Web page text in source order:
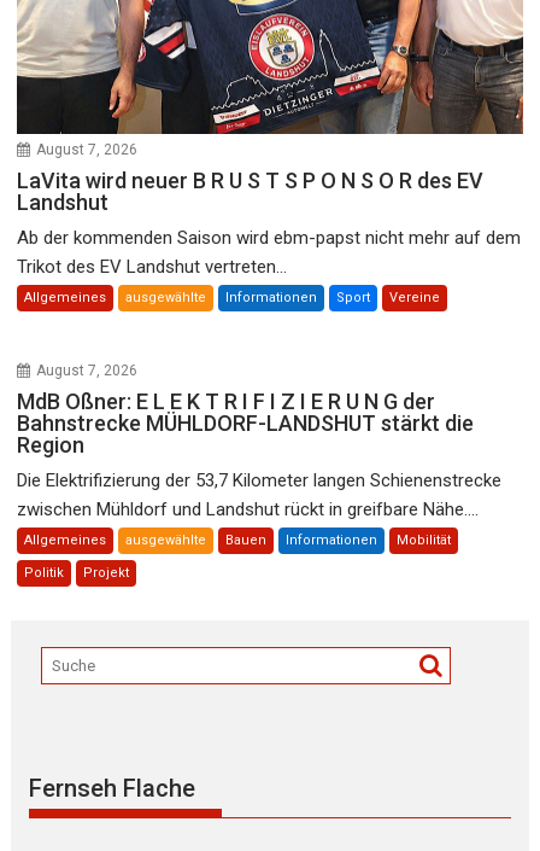
August 7, 2026
LaVita wird neuer B R U S T S P O N S O R des EV
Landshut
Ab der kommenden Saison wird ebm-papst nicht mehr auf dem
Trikot des EV Landshut vertreten...
Allgemeines ausgewählte Informationen Sport Vereine
August 7, 2026
MdB Oßner: E L E K T R I F I Z I E R U N G der
Bahnstrecke MÜHLDORF-LANDSHUT stärkt die
Region
Die Elektrifizierung der 53,7 Kilometer langen Schienenstrecke
zwischen Mühldorf und Landshut rückt in greifbare Nähe....
Allgemeines ausgewählte Bauen Informationen Mobilität
Politik Projekt
Fernseh Flache